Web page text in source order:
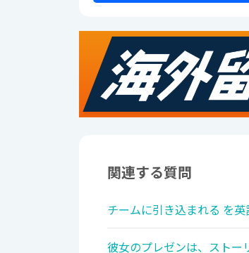
関連する質問
チームに引き込まれる を
彼女のプレゼンは、ストー